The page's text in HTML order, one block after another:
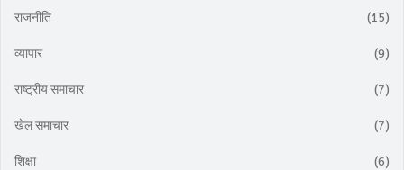
राजनीति (15)
व्यापार (9)
राष्ट्रीय समाचार (7)
खेल समाचार (7)
शिक्षा (6)